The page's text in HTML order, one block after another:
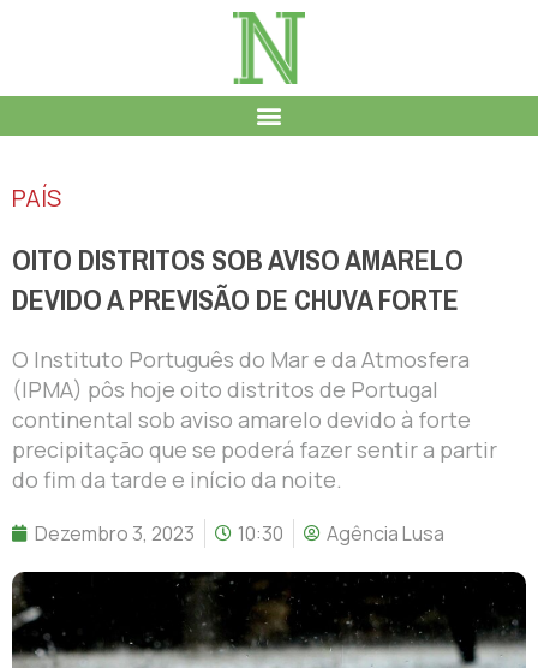
PAÍS
OITO DISTRITOS SOB AVISO AMARELO
DEVIDO A PREVISÃO DE CHUVA FORTE
O Instituto Português do Mar e da Atmosfera
(IPMA) pôs hoje oito distritos de Portugal
continental sob aviso amarelo devido à forte
precipitação que se poderá fazer sentir a partir
do fim da tarde e início da noite.
Dezembro 3, 2023 10:30 Agência Lusa